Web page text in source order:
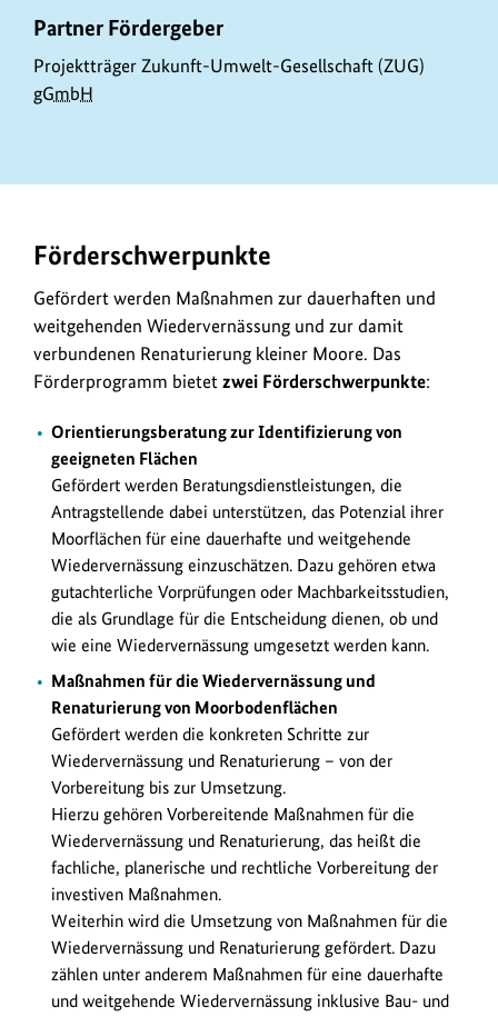
Partner Fördergeber
Projektträger Zukunft-Umwelt-Gesellschaft (ZUG)
gGmbH
Förderschwerpunkte
Gefördert werden Maßnahmen zur dauerhaften und
weitgehenden Wiedervernässung und zur damit
verbundenen Renaturierung kleiner Moore. Das
Förderprogramm bietet zwei Förderschwerpunkte:
Orientierungsberatung zur Identifizierung von
geeigneten Flächen
Gefördert werden Beratungsdienstleistungen, die
Antragstellende dabei unterstützen, das Potenzial ihrer
Moorflächen für eine dauerhafte und weitgehende
Wiedervernässung einzuschätzen. Dazu gehören etwa
gutachterliche Vorprüfungen oder Machbarkeitsstudien,
die als Grundlage für die Entscheidung dienen, ob und
wie eine Wiedervernässung umgesetzt werden kann.
Maßnahmen für die Wiedervernässung und
Renaturierung von Moorbodenflächen
Gefördert werden die konkreten Schritte zur
Wiedervernässung und Renaturierung – von der
Vorbereitung bis zur Umsetzung.
Hierzu gehören Vorbereitende Maßnahmen für die
Wiedervernässung und Renaturierung, das heißt die
fachliche, planerische und rechtliche Vorbereitung der
investiven Maßnahmen.
Weiterhin wird die Umsetzung von Maßnahmen für die
Wiedervernässung und Renaturierung gefördert. Dazu
zählen unter anderem Maßnahmen für eine dauerhafte
und weitgehende Wiedervernässung inklusive Bau- und